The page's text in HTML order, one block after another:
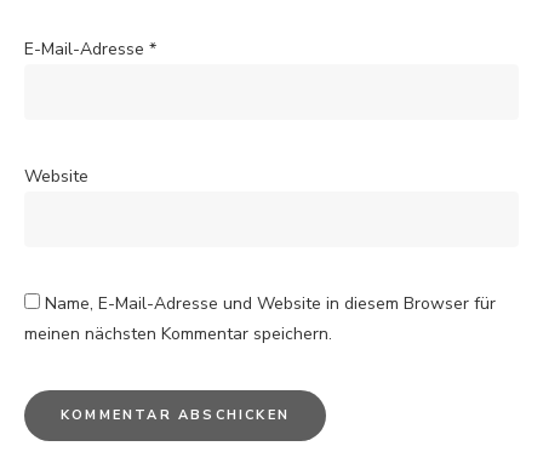
E-Mail-Adresse *
Website
Name, E-Mail-Adresse und Website in diesem Browser für
meinen nächsten Kommentar speichern.